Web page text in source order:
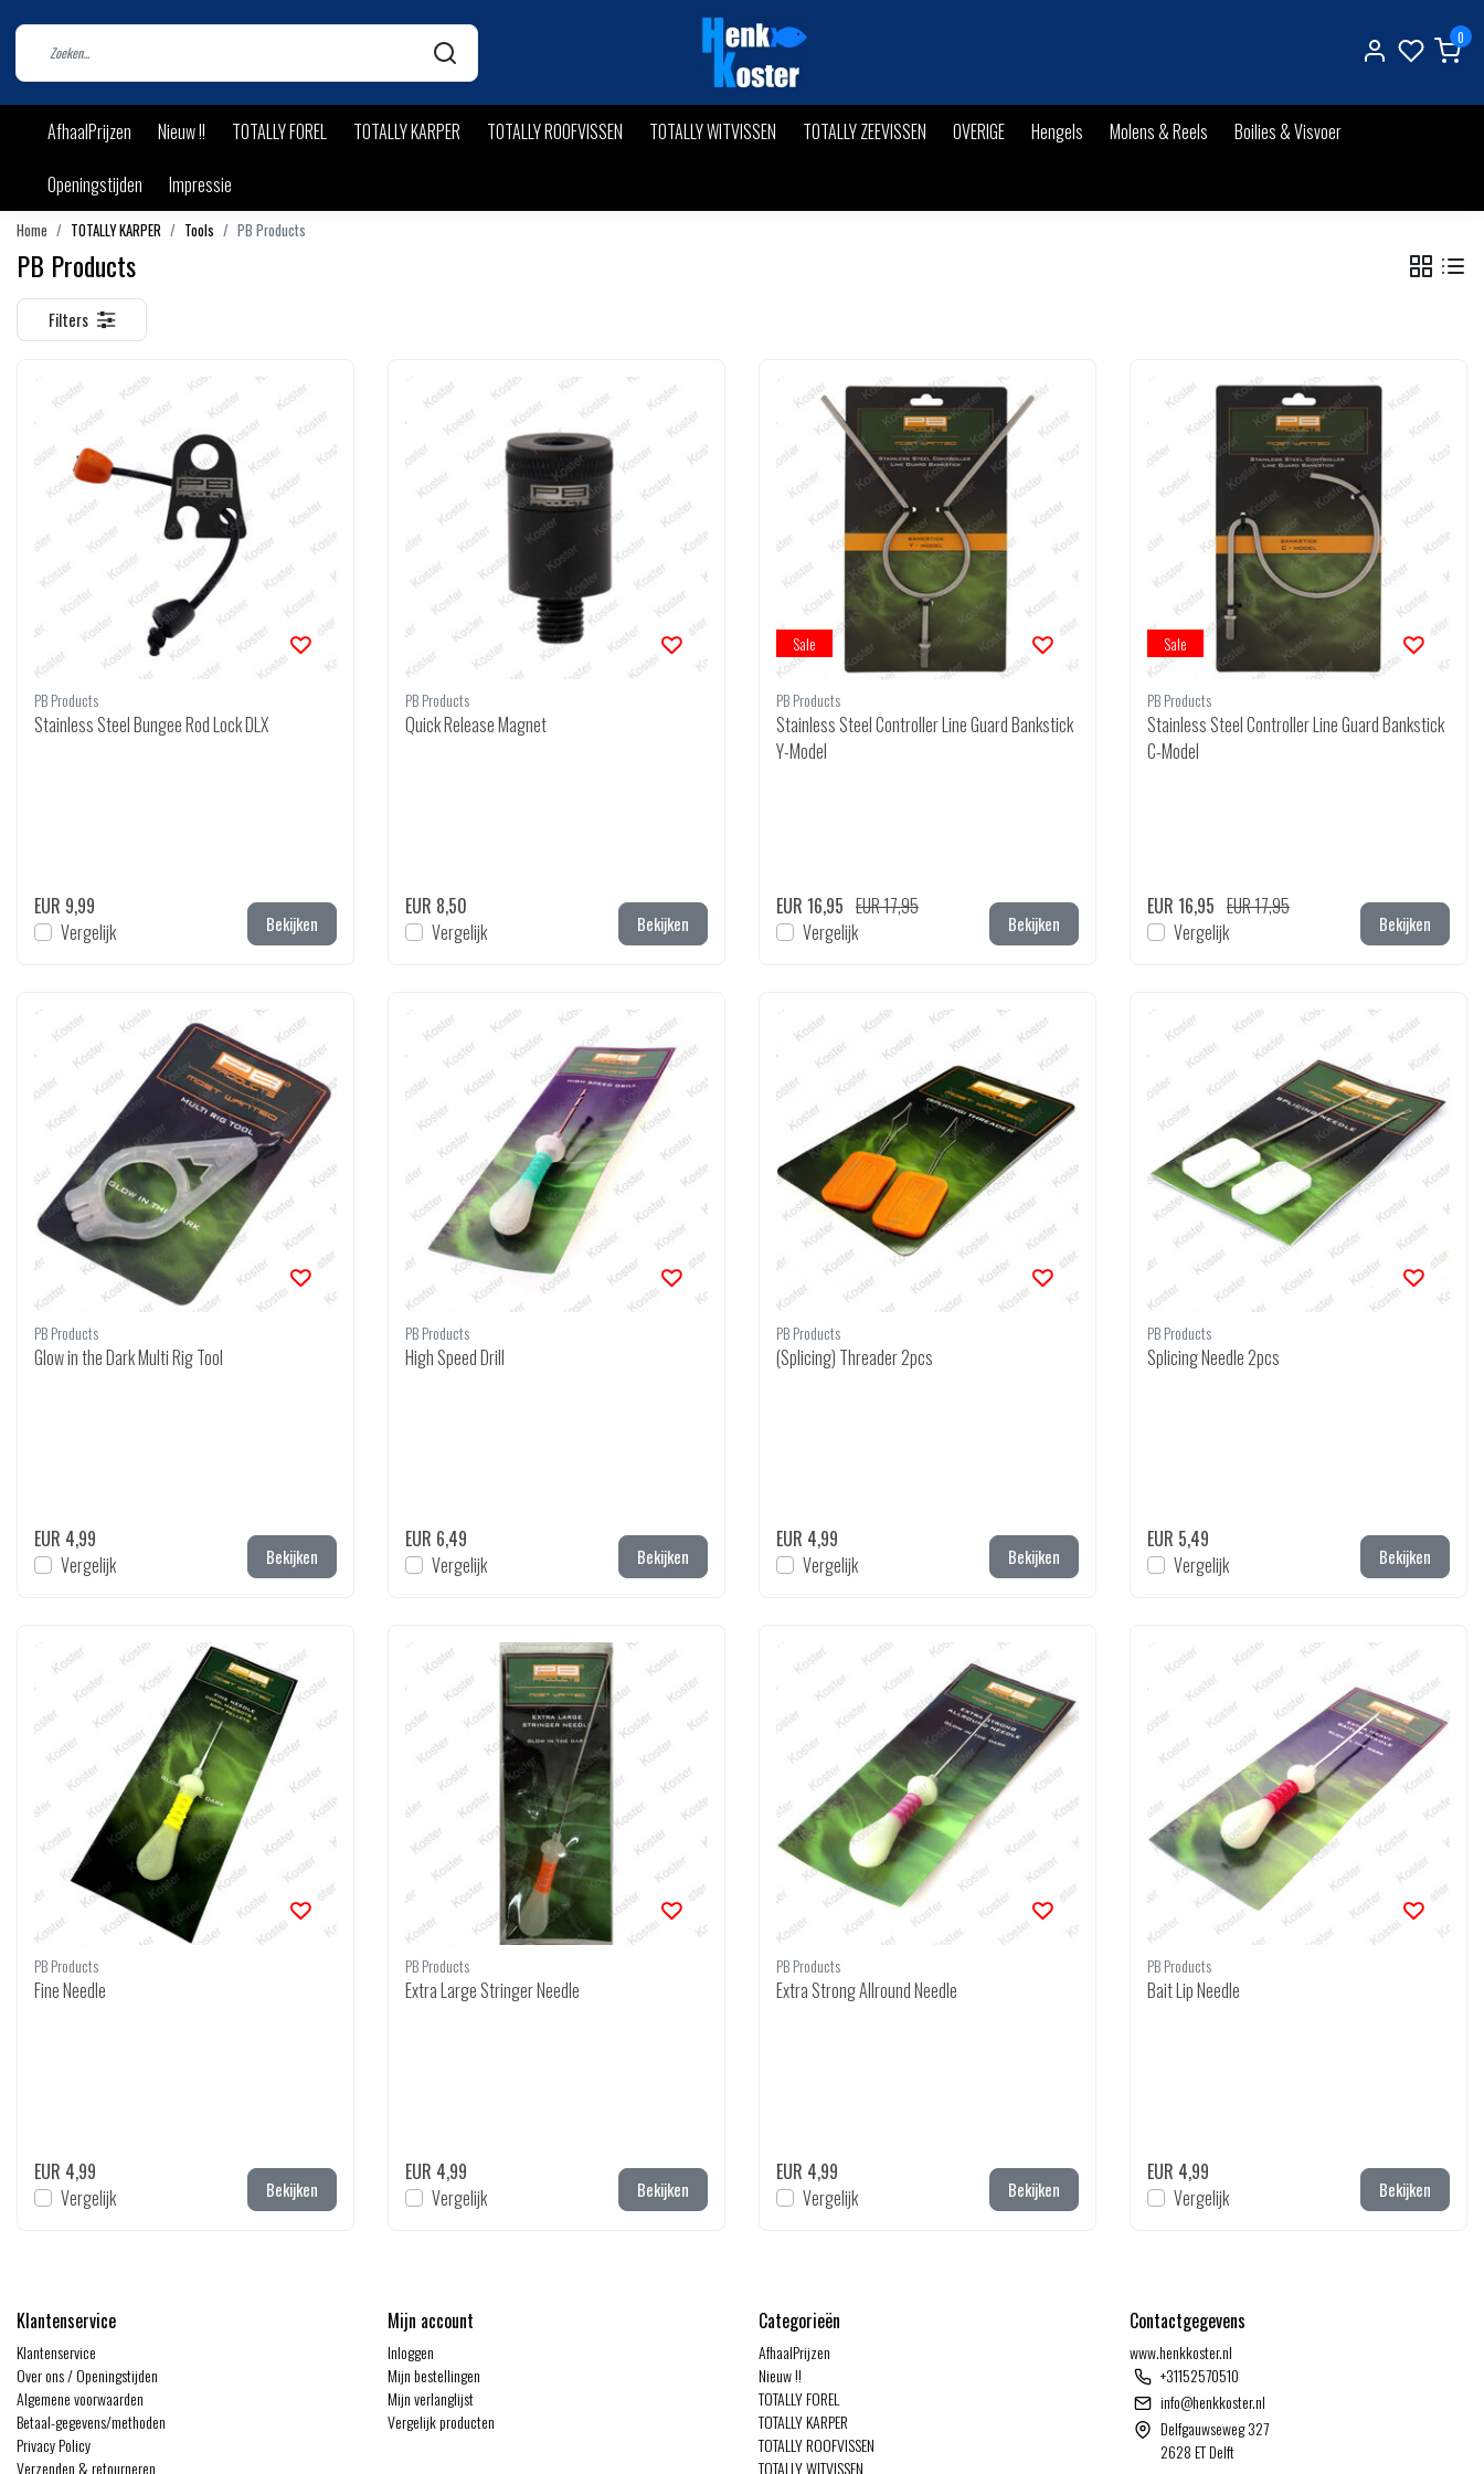
0
AfhaalPrijzen Nieuw !! TOTALLY FOREL TOTALLY KARPER TOTALLY ROOFVISSEN TOTALLY WITVISSEN TOTALLY ZEEVISSEN OVERIGE Hengels Molens & Reels
Boilies & Visvoer
Openingstijden
Impressie
Home TOTALLY KARPER Tools PB Products
PB Products
Filters
PB Products
Stainless Steel Bungee Rod Lock DLX
EUR 9,99
Vergelijk
Bekijken
PB Products
Quick Release Magnet
EUR 8,50
Vergelijk
Bekijken
Sale
PB Products
Stainless Steel Controller Line Guard Bankstick
Y-Model
EUR 16,95 EUR 17,95
Vergelijk
Bekijken
Sale
PB Products
Stainless Steel Controller Line Guard Bankstick
C-Model
EUR 16,95 EUR 17,95
Vergelijk
Bekijken
PB Products
Glow in the Dark Multi Rig Tool
EUR 4,99
Vergelijk
Bekijken
PB Products
High Speed Drill
EUR 6,49
Vergelijk
Bekijken
PB Products
(Splicing) Threader 2pcs
EUR 4,99
Vergelijk
Bekijken
PB Products
Splicing Needle 2pcs
EUR 5,49
Vergelijk
Bekijken
PB Products
Fine Needle
EUR 4,99
Vergelijk
Bekijken
PB Products
Extra Large Stringer Needle
EUR 4,99
Vergelijk
Bekijken
PB Products
Extra Strong Allround Needle
EUR 4,99
Vergelijk
Bekijken
PB Products
Bait Lip Needle
EUR 4,99
Vergelijk
Bekijken
Klantenservice
Klantenservice
Over ons / Openingstijden
Algemene voorwaarden
Betaal-gegevens/methoden
Privacy Policy
Verzenden & retourneren
Mijn account
Inloggen
Mijn bestellingen
Mijn verlanglijst
Vergelijk producten
Categorieën
AfhaalPrijzen
Nieuw !!
TOTALLY FOREL
TOTALLY KARPER
TOTALLY ROOFVISSEN
TOTALLY WITVISSEN
Contactgegevens
www.henkkoster.nl
+31152570510
info@henkkoster.nl
Delfgauwseweg 327
2628 ET Delft